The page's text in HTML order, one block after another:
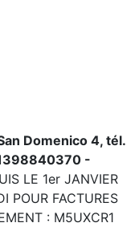
Domenico 4, tél.
-
LE 1er JANVIER
POUR FACTURES
: M5UXCR1